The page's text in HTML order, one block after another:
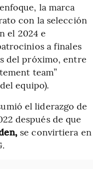
la marca
con la selección
el 2024 e
a finales
del próximo, entre
team”
equipo).
el liderazgo de
después de que
se convirtiera en